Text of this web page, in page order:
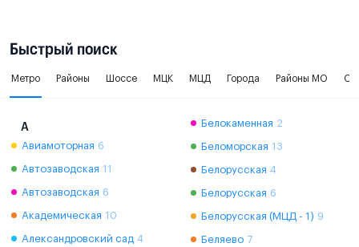
Быстрый поиск
Метро Районы Шоссе МЦК МЦД Города Районы МО
А
Авиамоторная 6
Автозаводская 11
Автозаводская 6
Академическая 10
Александровский сад 4
Белокаменная 2
Беломорская 13
Белорусская 4
Белорусская 6
Белорусская (МЦД - 1) 9
Беляево 7